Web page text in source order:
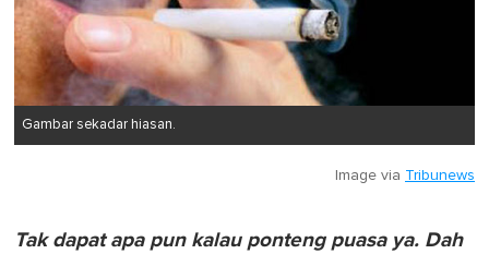
Gambar sekadar hiasan.
Image via Tribunews
Tak dapat apa pun kalau ponteng puasa ya. Dah